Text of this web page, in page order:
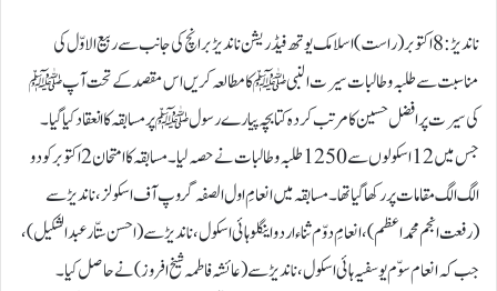
ناندیڑ: 8 اکتوبر (راست )اسلامک یوتھ فیڈریشن ناندیڑ برانچ کی جانب سے ربیع الاوّل کی
مناسبت سے طلبہ و طالبات سیرت النبی ﷺ کا مطالعہ کریں اس مقصد کے تحت آپ ﷺ
کی سیرت پر افضل حسین کا مرتب کردہ کتابچہ پیارے رسول ﷺ پر مسابقہ کا انعقاد کیا گیا۔
جس میں 12اسکولوں سے 1250 طلبہ و طالبات نے حصہ لیا۔ مسابقہ کا امتحان 2 اکتوبر کو دو
الگ الگ مقامات پر رکھا گیا تھا۔ مسابقہ میں انعامِ اول الصفہ گروپ آف اسکولز، ناندیڑ سے
(رفعت انجم محمد اعظم)، انعامِ دوّم ثناء اردو اینگلو ہائی اسکول، ناندیڑ سے (احسن ستّار عبدالشکیل) ،
جب کہ انعام سوّم یوسفیہ ہائی اسکول ، ناندیڑ سے (عائشہ فاطمہ شیخ افروز) نے حاصل کیا۔